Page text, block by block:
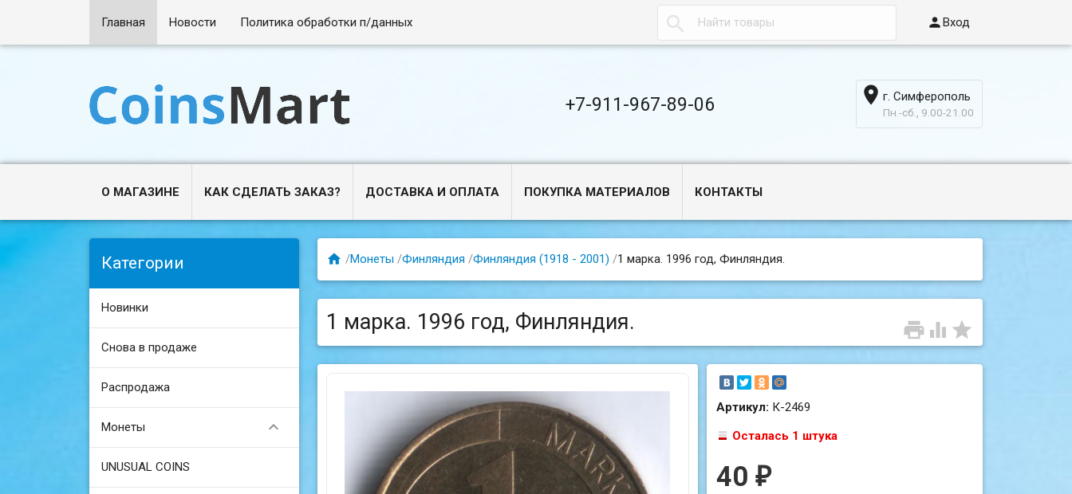
Главная Новости Политика обработки п/данных  Вход
+7-911-967-89-06  г. Симферополь
Пн.-сб., 9.00-21.00
О МАГАЗИНЕ КАК СДЕЛАТЬ ЗАКАЗ? ДОСТАВКА И ОПЛАТА ПОКУПКА МАТЕРИАЛОВ КОНТАКТЫ
Категории
Новинки
Снова в продаже
Распродажа
Монеты 
UNUSUAL COINS
 /Монеты /Финляндия /Финляндия (1918 - 2001) /1 марка. 1996 год, Финляндия.
  
1 марка. 1996 год, Финляндия.
Артикул: К-2469
Осталась 1 штука
40₽